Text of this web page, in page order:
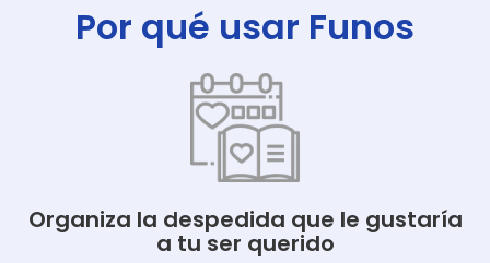
Por qué usar Funos
Organiza la despedida que le gustaría
a tu ser querido